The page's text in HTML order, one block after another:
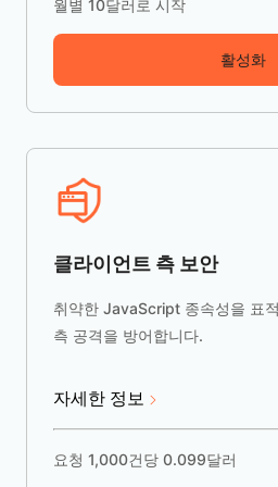
월별 10달러로 시작
활성화
클라이언트 측 보안
취약한 JavaScript 종속성을 표
측 공격을 방어합니다.
자세한 정보
요청 1,000건당 0.099달러